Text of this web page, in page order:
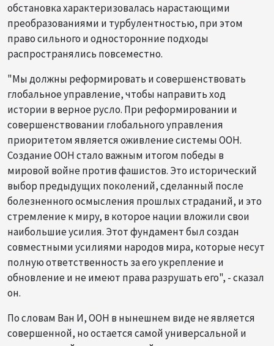
обстановка характеризовалась нарастающими
преобразованиями и турбулентностью, при этом
право сильного и односторонние подходы
распространялись повсеместно.
"Мы должны реформировать и совершенствовать
глобальное управление, чтобы направить ход
истории в верное русло. При реформировании и
совершенствовании глобального управления
приоритетом является оживление системы ООН.
Создание ООН стало важным итогом победы в
мировой войне против фашистов. Это исторический
выбор предыдущих поколений, сделанный после
болезненного осмысления прошлых страданий, и это
стремление к миру, в которое нации вложили свои
наибольшие усилия. Этот фундамент был создан
совместными усилиями народов мира, которые несут
полную ответственность за его укрепление и
обновление и не имеют права разрушать его", - сказал
он.
По словам Ван И, ООН в нынешнем виде не является
совершенной, но остается самой универсальной и